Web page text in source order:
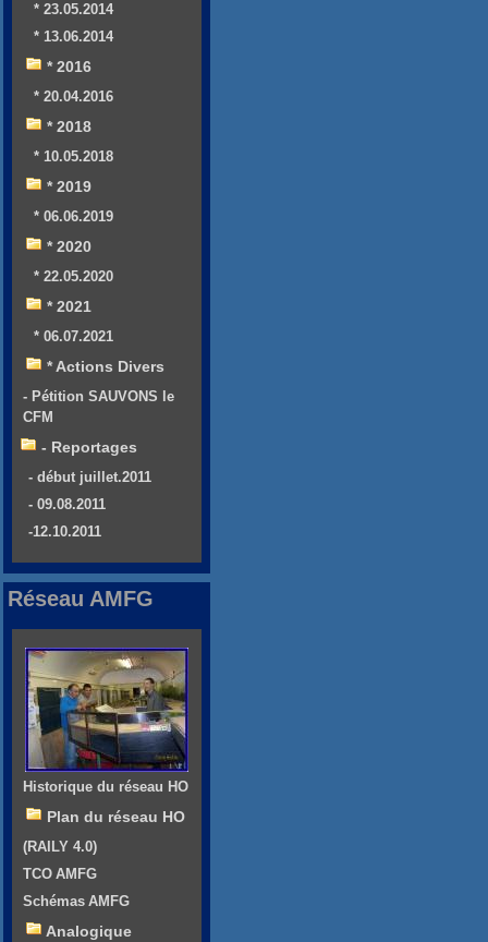
* 23.05.2014
* 13.06.2014
* 2016
* 20.04.2016
* 2018
* 10.05.2018
* 2019
* 06.06.2019
* 2020
* 22.05.2020
* 2021
* 06.07.2021
* Actions Divers
- Pétition SAUVONS le
CFM
- Reportages
- début juillet.2011
- 09.08.2011
-12.10.2011
Réseau AMFG
Historique du réseau HO
Plan du réseau HO
(RAILY 4.0)
TCO AMFG
Schémas AMFG
Analogique